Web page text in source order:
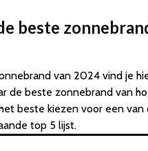
beste
van 2024 vind je
de beste zonnebrand van
beste kiezen voor een
top 5 lijst.